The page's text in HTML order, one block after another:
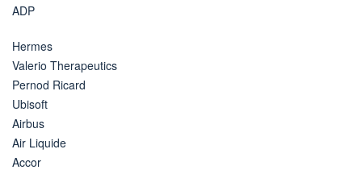
ADP
Hermes
Valerio Therapeutics
Pernod Ricard
Ubisoft
Airbus
Air Liquide
Accor